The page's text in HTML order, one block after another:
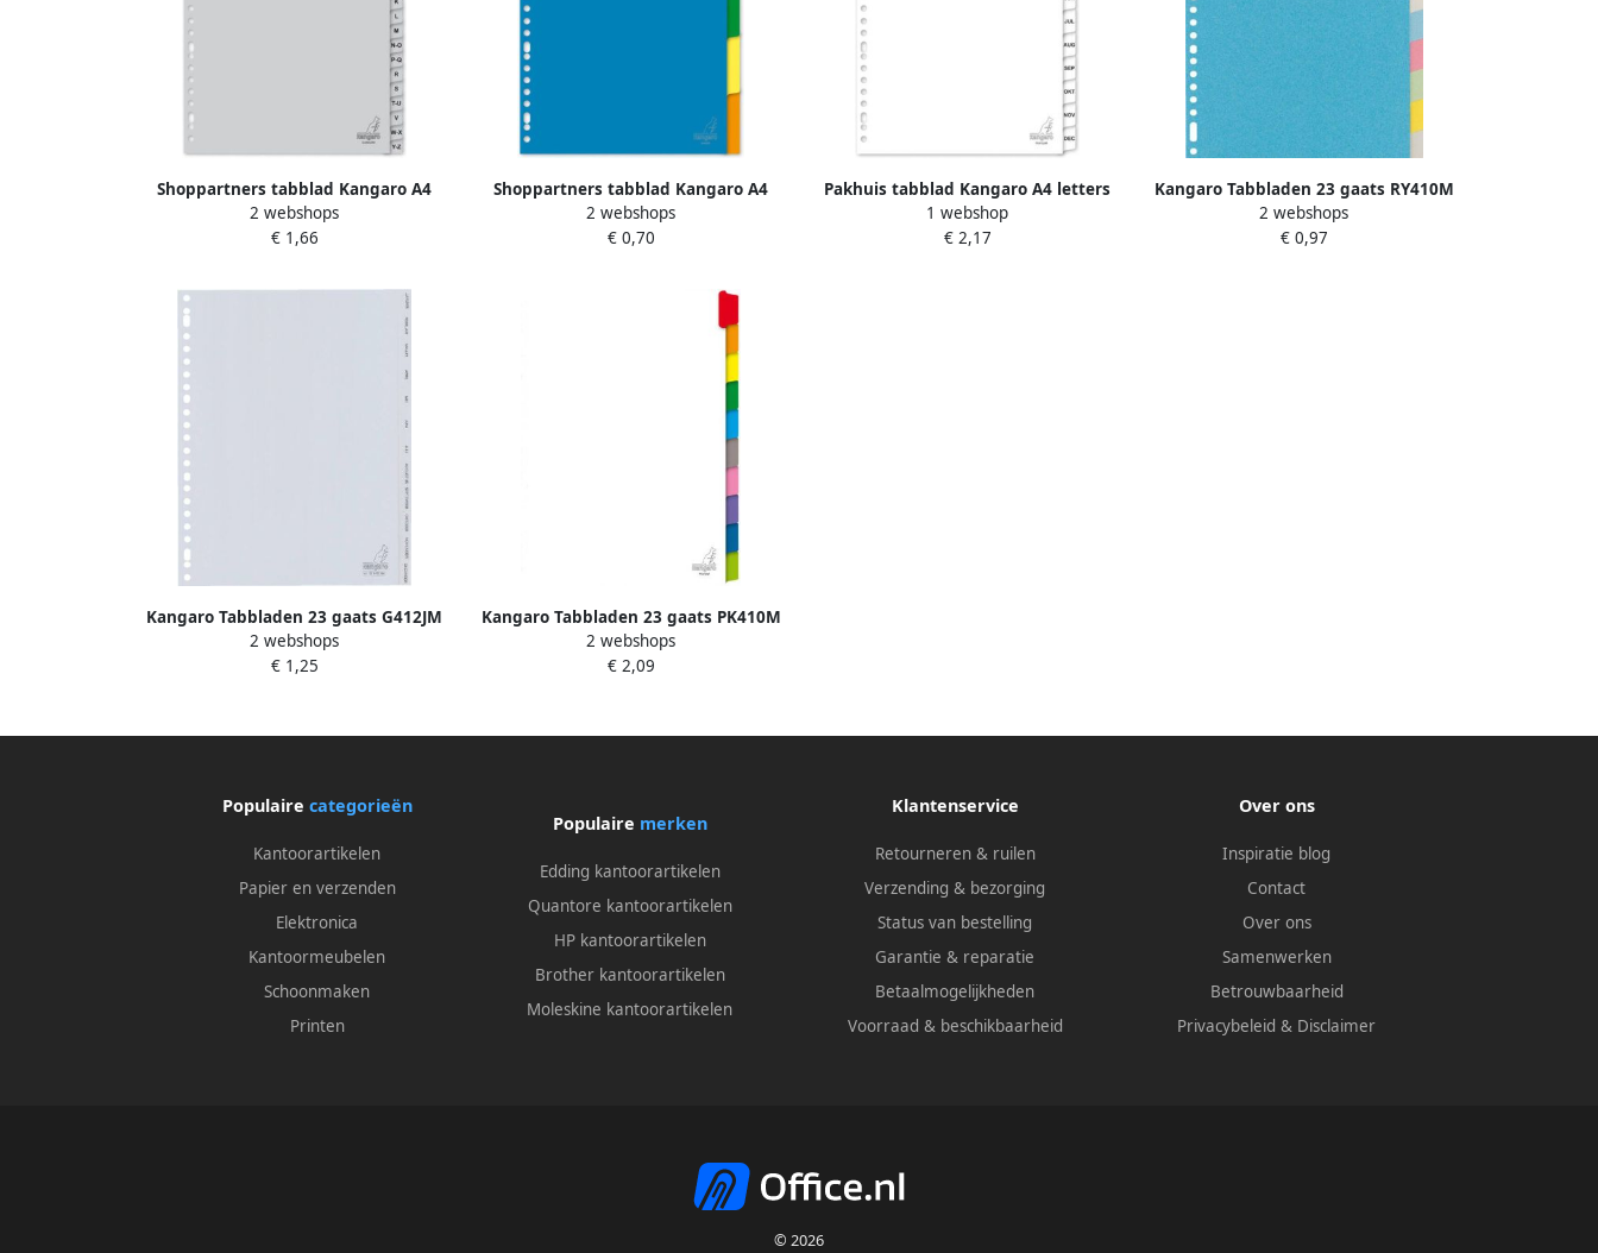
Shoppartners tabblad Kangaro A4
letters PP 120mµ grijs 23-gaats 20-
delig A-Z
2 webshops
€ 1,66
Shoppartners tabblad Kangaro A4
blanco PP 120mµ assorti 23-gaats 5-
delig
2 webshops
€ 0,70
Pakhuis tabblad Kangaro A4 letters
karton 190grs wit 23-gaats 12-delig
maanden
1 webshop
€ 2,17
Kangaro Tabbladen 23 gaats RY410M
10 delig assorti karton
2 webshops
€ 0,97
Kangaro Tabbladen 23 gaats G412JM
12 delig maanden grijs PP
2 webshops
€ 1,25
Kangaro Tabbladen 23 gaats PK410M
10 delig wit karton
2 webshops
€ 2,09
Populaire categorieën
Kantoorartikelen
Papier en verzenden
Elektronica
Kantoormeubelen
Schoonmaken
Printen
Populaire merken
Edding kantoorartikelen
Quantore kantoorartikelen
HP kantoorartikelen
Brother kantoorartikelen
Moleskine kantoorartikelen
Klantenservice
Retourneren & ruilen
Verzending & bezorging
Status van bestelling
Garantie & reparatie
Betaalmogelijkheden
Voorraad & beschikbaarheid
Over ons
Inspiratie blog
Contact
Over ons
Samenwerken
Betrouwbaarheid
Privacybeleid & Disclaimer
© 2026